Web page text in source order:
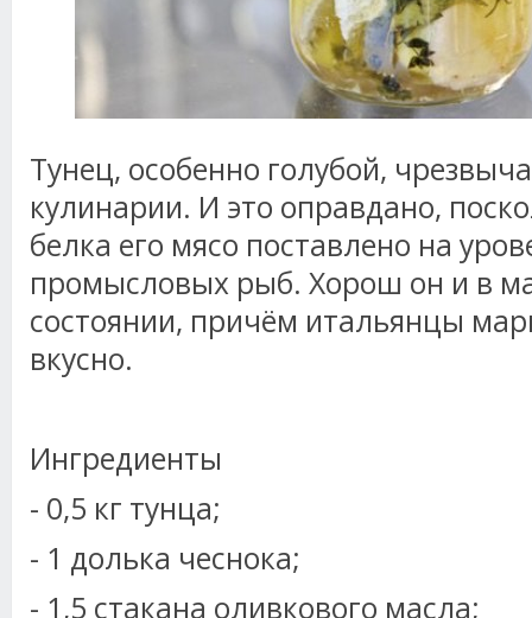
Тунец, особенно голубой,
кулинарии. И это оправдано,
белка его мясо поставлено на
промысловых рыб. Хорош он и в
состоянии, причём итальянцы
вкусно.
Ингредиенты
- 0,5 кг тунца;
- 1 долька чеснока;
- 1,5 стакана оливкового масла;